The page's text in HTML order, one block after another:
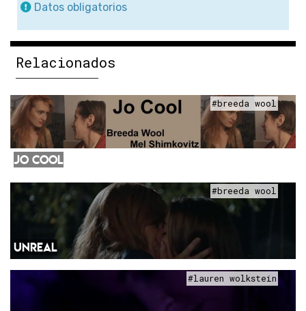
Datos obligatorios
Relacionados
#breeda wool
JO COOL
#breeda wool
UNREAL
#lauren wolkstein